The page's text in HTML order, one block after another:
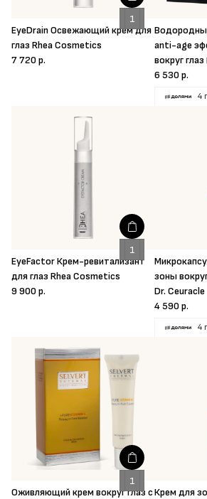
EyeDrain Освежающий крем для
глаз Rhea Cosmetics
7 720 р.
anti-age
вокруг
6 530 р.
4
EyeFactor Крем-ревитализант
для глаз Rhea Cosmetics
9 900 р.
зоны
Dr. Ceuracle
4 590 р.
4
Оживляющий крем вокруг глаз сКрем для